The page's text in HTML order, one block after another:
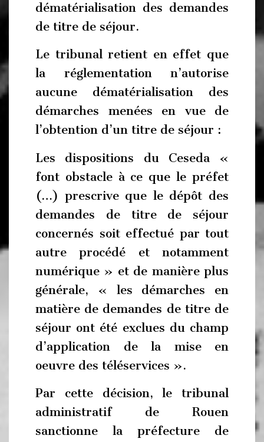
dématérialisation des demandes
de titre de séjour.
Le tribunal retient en effet que
la réglementation n’autorise
aucune dématérialisation des
démarches menées en vue de
l’obtention d’un titre de séjour :
Les dispositions du Ceseda «
font obstacle à ce que le préfet
(…) prescrive que le dépôt des
demandes de titre de séjour
concernés soit effectué par tout
autre procédé et notamment
numérique » et de manière plus
générale, « les démarches en
matière de demandes de titre de
séjour ont été exclues du champ
d’application de la mise en
oeuvre des téléservices ».
Par cette décision, le tribunal
administratif de Rouen
sanctionne la préfecture de